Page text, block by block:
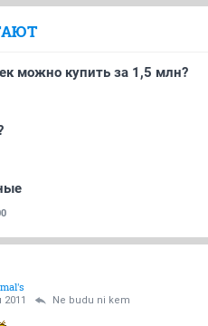
можно купить за 1,5 млн?
Ne budu ni kem